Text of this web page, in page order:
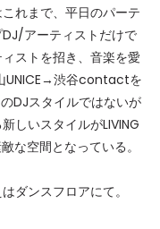
れまで、平日のパーテ
アーティストだけで
ストを招き、音楽を愛
UNICE→渋谷contactを
DJスタイルではないが
しいスタイルがLIVING
な空間となっている。
ダンスフロアにて。